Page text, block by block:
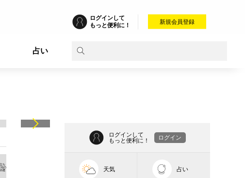
ログインして
もっと便利に！
新規会員登録
占い
ログインして
もっと便利に！
ログイン
天気 占い